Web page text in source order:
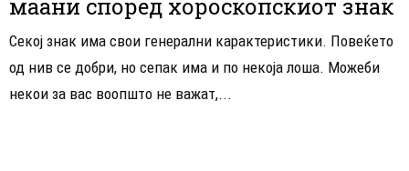
маани според хороскопскиот знак
Секој знак има свои генерални карактеристики. Повеќето
од нив се добри, но сепак има и по некоја лоша. Можеби
некои за вас воопшто не важат,...